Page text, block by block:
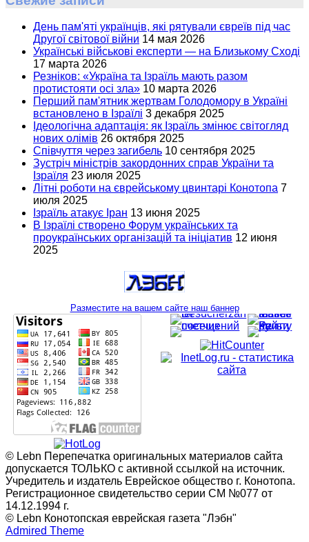
День пам'яті українців, які рятували євреїв під час
Другої світової війни 14 мая 2026
Українські військові експерти — на Близькому Сході
17 марта 2026
Резніков: «Україна та Ізраїль мають разом
протистояти осі зла» 10 марта 2026
Перший пам'ятник жертвам Голодомору в Україні
встановлено в Ізраїлі 3 декабря 2025
Ідеологічна адаптація: як Ізраїль змінює світогляд
нових олімів 26 октября 2025
Співчуття через загибель 10 сентября 2025
Зустріч міністрів закордонних справ України та
Ізраїля 23 июля 2025
Літні роботи на єврейському цвинтарі Конотопа 7
июля 2025
Ізраїль атакує Іран 13 июня 2025
В Ізраїлі створено Форум українських та
проукраїнських організацій та ініціатив 12 июня
2025
Разместите на вашем сайте наш баннер
© Lebn Перепечатка оригинальных материалов сайта
допускается ТОЛЬКО с активной ссылкой на источник.
Учредитель и издатель Еврейское общество г. Конотопа.
Регистрационное свидетельство серии СМ №077 от
14.12.1994 г.
© Lebn Конотопская еврейская газета "Лэбн"
Admired Theme